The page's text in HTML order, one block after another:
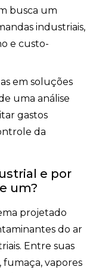
busca um
industriais,
e custo-
em soluções
uma análise
gastos
da
e por
um?
projetado
do ar
Entre suas
fumaça, vapores